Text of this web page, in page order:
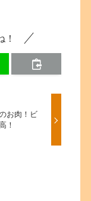
お肉！ビ
！